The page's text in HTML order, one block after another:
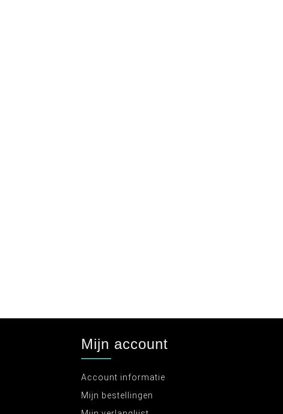
Mijn account
Account informatie
Mijn bestellingen